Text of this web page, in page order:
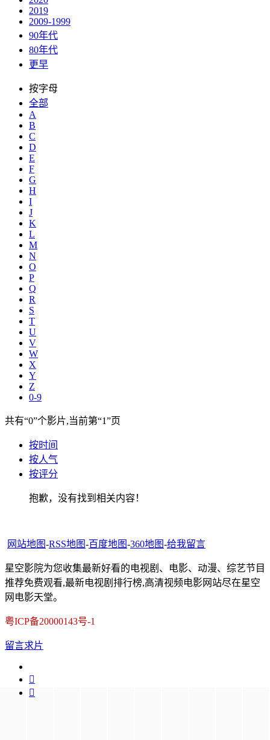
2019
2009-1999
90年代
80年代
更早
按字母
全部
A
B
C
D
E
F
G
H
I
J
K
L
M
N
O
P
Q
R
S
T
U
V
W
X
Y
Z
0-9
共有“0”个影片,当前第“1”页
按时间
按人气
按评分
抱歉，没有找到相关内容！
网站地图-RSS地图-百度地图-360地图-给我留言
星空影院为您收集最新好看的电视剧、电影、动漫、综艺节目
推荐免费观看,最新电视剧排行榜,高清视频电影网站尽在星空
网电影天堂。
粤ICP备20000143号-1
留言求片

